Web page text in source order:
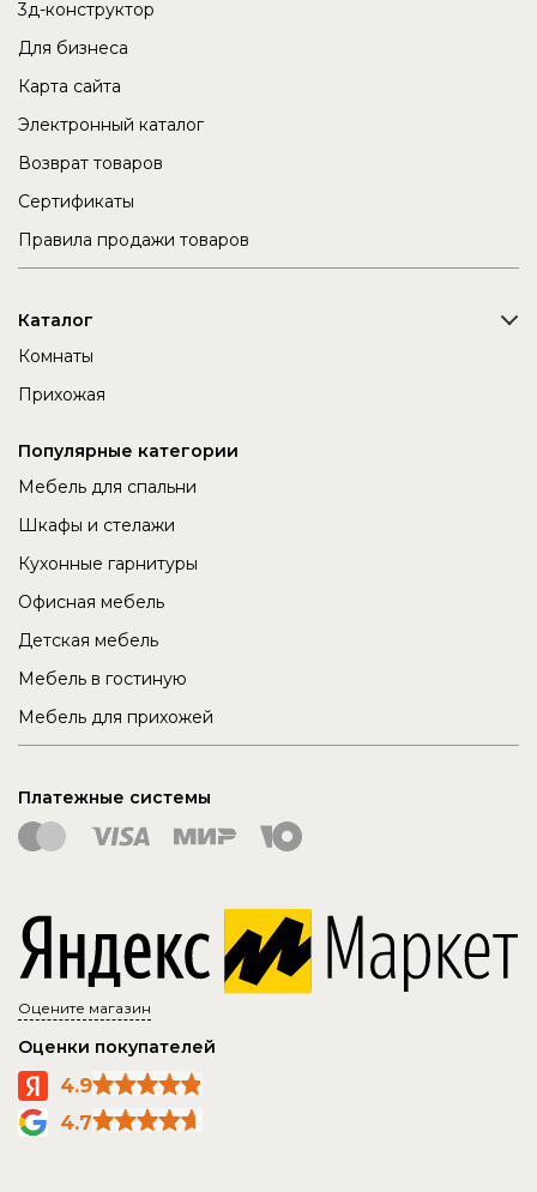
3д-конструктор
Для бизнеса
Карта сайта
Электронный каталог
Возврат товаров
Сертификаты
Правила продажи товаров
Каталог
Комнаты
Прихожая
Популярные категории
Мебель для спальни
Шкафы и стелажи
Кухонные гарнитуры
Офисная мебель
Детская мебель
Мебель в гостиную
Мебель для прихожей
Платежные системы
Оцените магазин
Оценки покупателей
4.9
4.7